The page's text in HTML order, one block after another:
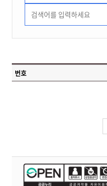
번호